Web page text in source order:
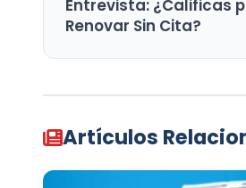
Entrevista: ¿Calificas
Renovar Sin Cita?
Artículos